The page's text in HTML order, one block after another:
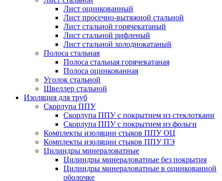
Лист оцинкованный
Лист просечно-вытяжной стальной
Лист стальной горячекатаный
Лист стальной рифленый
Лист стальной холоднокатаный
Полоса стальная
Полоса стальная горячекатаная
Полоса оцинкованная
Уголок стальной
Швеллер стальной
Изоляция для труб
Скорлупа ППУ
Скорлупа ППУ с покрытием из стеклоткани
Скорлупа ППУ с покрытием из фольги
Комплекты изоляции стыков ППУ ОЦ
Комплекты изоляции стыков ППУ ПЭ
Цилиндры минераловатные
Цилиндры минераловатные без покрытия
Цилиндры минераловатные в оцинкованной
оболочке